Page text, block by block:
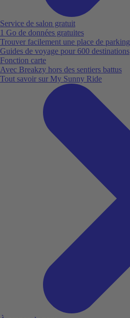
Service de salon gratuit
1 Go de données gratuites
Trouver facilement une place de parking
Guides de voyage pour 600 destinations
Fonction carte
Avec Breakzy hors des sentiers battus
Tout savoir sur My Sunny Ride